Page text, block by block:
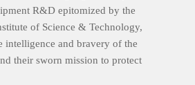
R&D epitomized by the
of Science & Technology,
intelligence and bravery of the
their sworn mission to protect